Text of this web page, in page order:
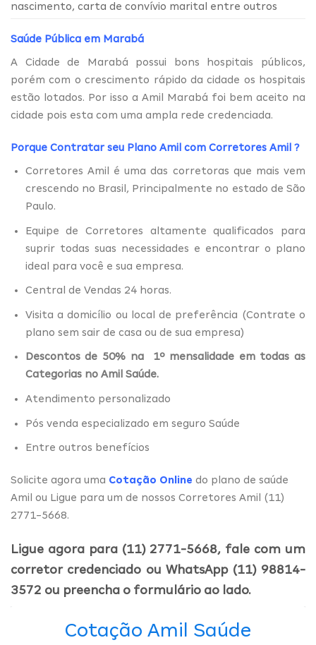
nascimento, carta de convívio marital entre outros
Saúde Pública em Marabá
A Cidade de Marabá possui bons hospitais públicos,
porém com o crescimento rápido da cidade os hospitais
estão lotados. Por isso a Amil Marabá foi bem aceito na
cidade pois esta com uma ampla rede credenciada.
Porque Contratar seu Plano Amil com Corretores Amil ?
Corretores Amil é uma das corretoras que mais vem
crescendo no Brasil, Principalmente no estado de São
Paulo.
Equipe de Corretores altamente qualificados para
suprir todas suas necessidades e encontrar o plano
ideal para você e sua empresa.
Central de Vendas 24 horas.
Visita a domicílio ou local de preferência (Contrate o
plano sem sair de casa ou de sua empresa)
Descontos de 50% na 1º mensalidade em todas as
Categorias no Amil Saúde.
Atendimento personalizado
Pós venda especializado em seguro Saúde
Entre outros benefícios
Solicite agora uma Cotação Online do plano de saúde
Amil ou Ligue para um de nossos Corretores Amil (11)
2771-5668.
Ligue agora para (11) 2771-5668, fale com um
corretor credenciado ou WhatsApp (11) 98814-
3572 ou preencha o formulário ao lado.
Cotação Amil Saúde